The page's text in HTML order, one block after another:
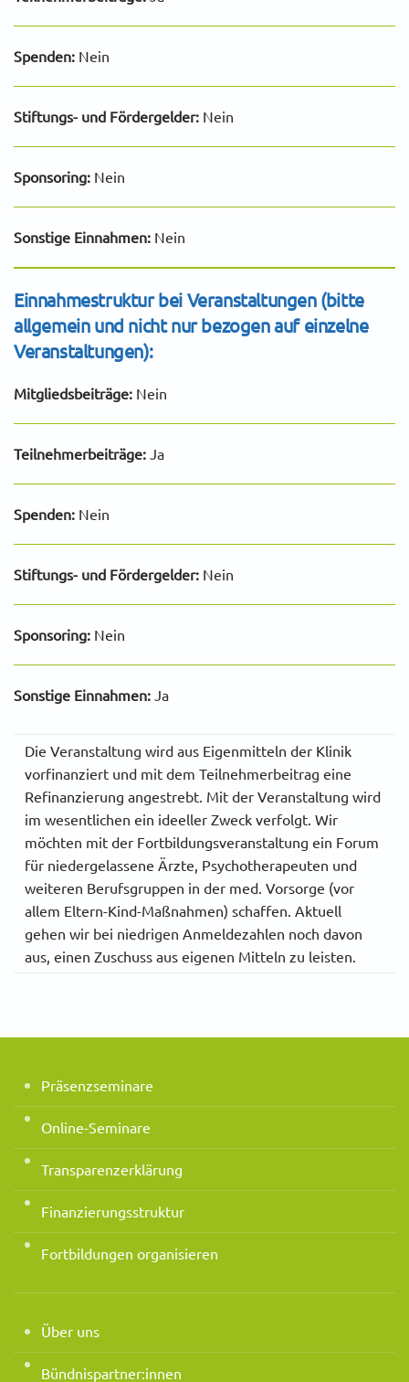
Spenden: Nein
Stiftungs- und Fördergelder: Nein
Sponsoring: Nein
Sonstige Einnahmen: Nein
Einnahmestruktur bei Veranstaltungen (bitte
allgemein und nicht nur bezogen auf einzelne
Veranstaltungen):
Mitgliedsbeiträge: Nein
Teilnehmerbeiträge: Ja
Spenden: Nein
Stiftungs- und Fördergelder: Nein
Sponsoring: Nein
Sonstige Einnahmen: Ja
Die Veranstaltung wird aus Eigenmitteln der Klinik
vorfinanziert und mit dem Teilnehmerbeitrag eine
Refinanzierung angestrebt. Mit der Veranstaltung wird
im wesentlichen ein ideeller Zweck verfolgt. Wir
möchten mit der Fortbildungsveranstaltung ein Forum
für niedergelassene Ärzte, Psychotherapeuten und
weiteren Berufsgruppen in der med. Vorsorge (vor
allem Eltern-Kind-Maßnahmen) schaffen. Aktuell
gehen wir bei niedrigen Anmeldezahlen noch davon
aus, einen Zuschuss aus eigenen Mitteln zu leisten.
Präsenzseminare
Online-Seminare
Transparenzerklärung
Finanzierungsstruktur
Fortbildungen organisieren
Über uns
Bündnispartner:innen